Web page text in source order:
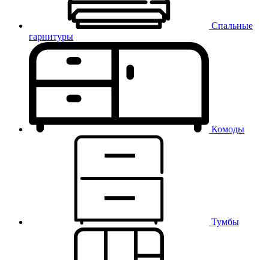
Спальные
гарнитуры
Комоды
Тумбы